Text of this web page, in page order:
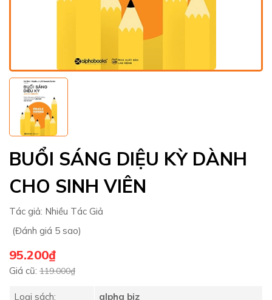
BUỔI SÁNG DIỆU KỲ DÀNH
CHO SINH VIÊN
Tác giả: Nhiều Tác Giả
(Đánh giá 5 sao)
95.200₫
Giá cũ: 119.000₫
Loại sách:
alpha biz